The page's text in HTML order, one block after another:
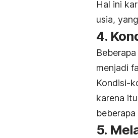
Hal ini
usia,
4.
menjadi
Kondisi-
karena
5.